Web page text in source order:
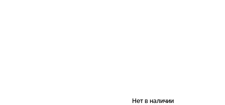
Нет в наличии